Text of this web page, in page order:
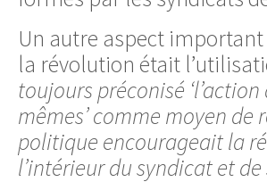
Un autre aspect important
la révolution était
toujours préconisé
mêmes’ comme moyen
politique encourageait la
l’intérieur du syndicat et